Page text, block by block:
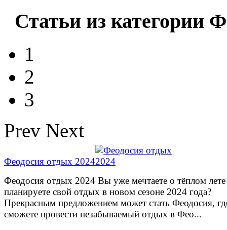
Статьи из категории
1
2
3
Prev Next
Феодосия отдых 2024
Феодосия отдых 2024 Вы уже мечтаете о тёплом
планируете свой отдых в новом сезоне 2024 года?
Прекрасным предложением может стать Феодосия,
сможете провести незабываемый отдых в Фео...